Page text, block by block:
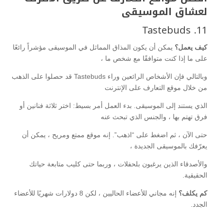
لعشاق الموسيقى
11. Tastebuds
كيف يعمل؟ يمكن أن يكون المذاق المماثل في الموسيقى مؤشراً رائعًا
على ما إذا كنت متوافقًا مع شخص ما ،
وبالتالي فإن الأشخاص الرائعين وراء Tastebuds قد حصلوا على الذهب
من خلال موقع التعارف على الإنترنت
الذي يستند إلى الموسيقى. بدء العمل أمر بسيط: اختر ثلاثة فنانين أو
فرق تهتم بها ، والجنس الذي تبحث عنه
حتى الآن ، ثم اضغط على “اذهب”. إنه موقع ممتع ومريح ، يمكن أن
يعرّفك بالموسيقى الجديدة ،
والأصدقاء الذين يرغبون بلحفلات ، وربما حتى كليب متابعة حياتك
الحقيقية.
كم يكلف؟
إنه مجاني للأعضاء الحاليين ، لكن 8 دولارات شهريًا للأعضاء
الجدد.